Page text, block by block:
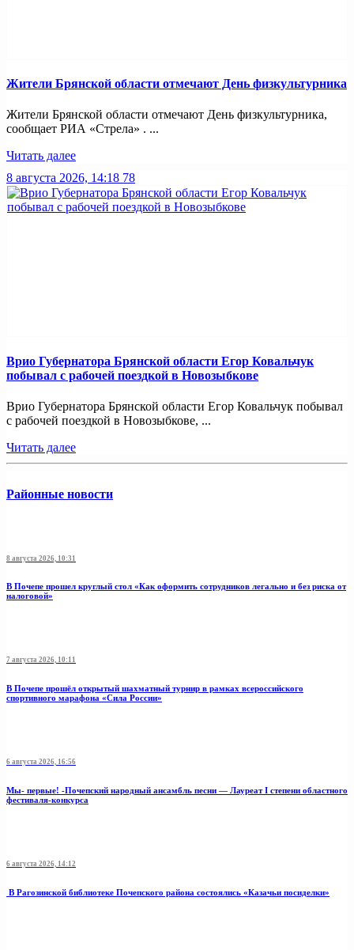
Жители Брянской области отмечают День физкультурника
Жители Брянской области отмечают День физкультурника,
сообщает РИА «Стрела» . ...
Читать далее
8 августа 2026, 14:18 78
Врио Губернатора Брянской области Егор Ковальчук
побывал с рабочей поездкой в Новозыбкове
Врио Губернатора Брянской области Егор Ковальчук побывал
с рабочей поездкой в Новозыбкове, ...
Читать далее
Районные новости
8 августа 2026, 10:31
В Почепе прошел круглый стол «Как оформить сотрудников легально и без риска от
налоговой»
7 августа 2026, 10:11
В Почепе прошёл открытый шахматный турнир в рамках всероссийского
спортивного марафона «Сила России»
6 августа 2026, 16:56
Мы- первые! -Почепский народный ансамбль песни — Лауреат I степени областного
фестиваля-конкурса
6 августа 2026, 14:12
В Рагозинской библиотеке Почепского района состоялись «Казачьи посиделки»